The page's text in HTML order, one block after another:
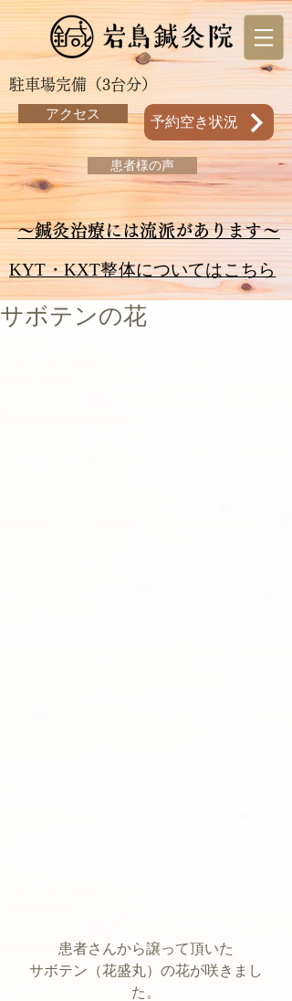
駐車場完備（3台分）
アクセス
予約空き状況
患者様の声
～鍼灸治療には流派があります～
KYT・KXT整体についてはこちら
サボテンの花
患者さんから譲って頂いた
サボテン（花盛丸）の花が咲きまし
た。